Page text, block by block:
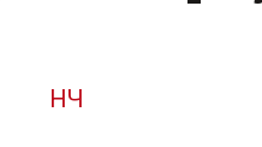
НЧ